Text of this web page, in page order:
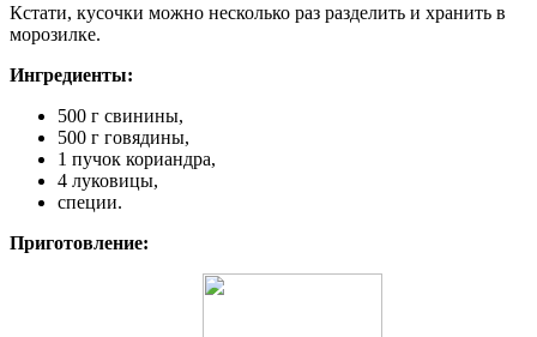
Кстати, кусочки можно несколько раз разделить и хранить в
морозилке.
Ингредиенты:
500 г свинины,
500 г говядины,
1 пучок кориандра,
4 луковицы,
специи.
Приготовление: